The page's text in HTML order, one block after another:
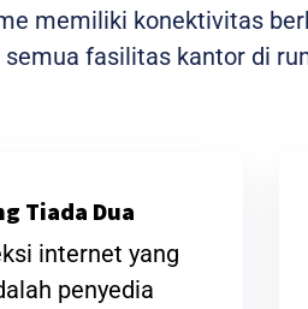
memiliki konektivitas
fasilitas kantor di
Tiada Dua
internet yang
penyedia